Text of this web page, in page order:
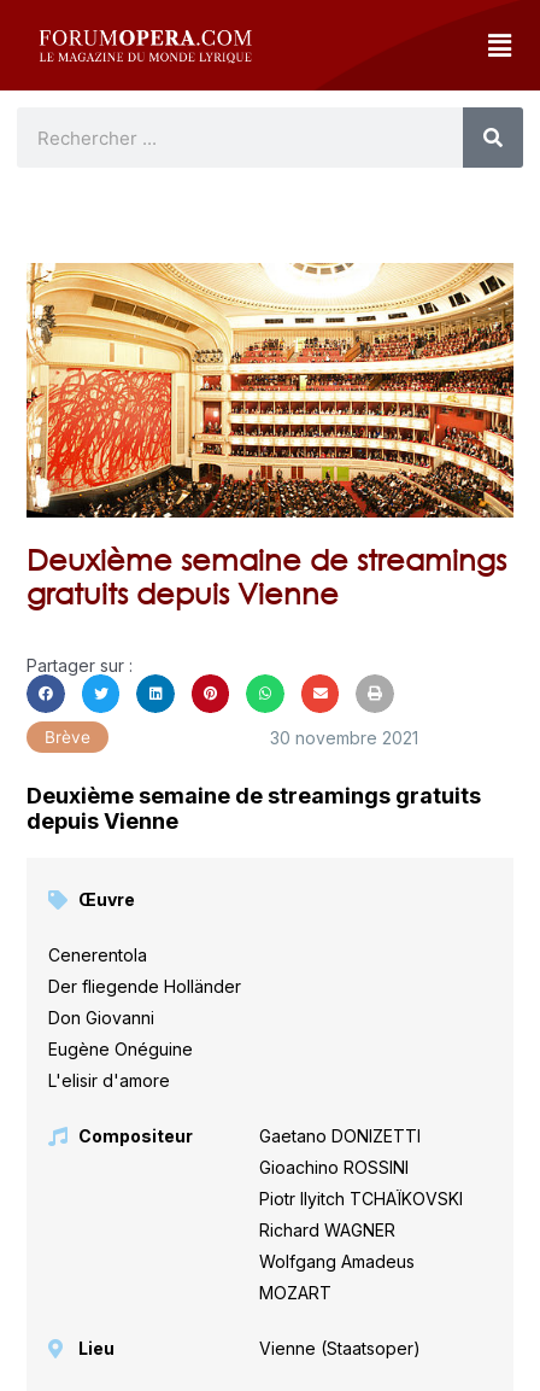
Deuxième semaine de streamings
gratuits depuis Vienne
Partager sur :
Brève 30 novembre 2021
Deuxième semaine de streamings gratuits
depuis Vienne
Œuvre
Cenerentola
Der fliegende Holländer
Don Giovanni
Eugène Onéguine
L'elisir d'amore
Compositeur Gaetano DONIZETTI
Gioachino ROSSINI
Piotr Ilyitch TCHAÏKOVSKI
Richard WAGNER
Wolfgang Amadeus
MOZART
Lieu Vienne (Staatsoper)